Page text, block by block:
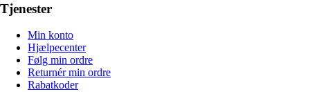
Tjenester
Min konto
Hjælpecenter
Følg min ordre
Returnér min ordre
Rabatkoder